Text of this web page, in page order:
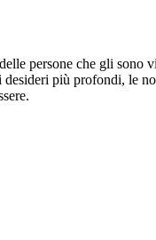
persone che gli
più profondi, le